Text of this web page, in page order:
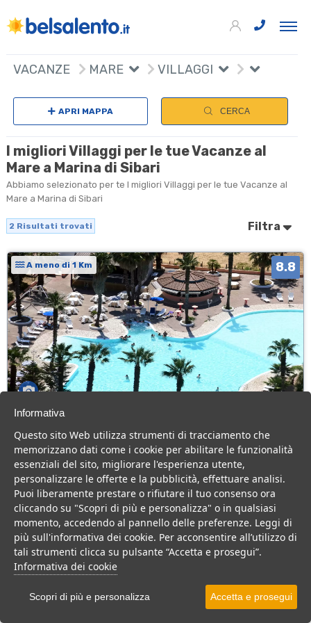
VACANZE MARE VILLAGGI
APRI MAPPA CERCA
I migliori Villaggi per le tue Vacanze al
Mare a Marina di Sibari
Abbiamo selezionato per te I migliori Villaggi per le tue Vacanze al
Mare a Marina di Sibari
2 Risultati trovati Filtra
A meno di 1 Km 8.8
Calabria > Cassano allo Ionio > Marina di Sibari
80 Camere
Hotel 4 stelle in Calabria, con animazione e cucina tipica, per una
vacanza divertente per tutta la famiglia.
Villaggio Hotel
VEDI SU MAPPA
+
Informativa
Questo sito Web utilizza strumenti di tracciamento che
memorizzano dati come i cookie per abilitare le funzionalità
essenziali del sito, migliorare l'esperienza utente,
personalizzare le offerte e la pubblicità, effettuare analisi.
Puoi liberamente prestare o rifiutare il tuo consenso ora
cliccando su "Scopri di più e personalizza" o in qualsiasi
momento, accedendo al pannello delle preferenze. Leggi di
più sull'informativa dei cookie. Per acconsentire all’utilizzo di
tali strumenti clicca su pulsante “Accetta e prosegui”.
Informativa dei cookie
Scopri di più e personalizza Accetta e prosegui